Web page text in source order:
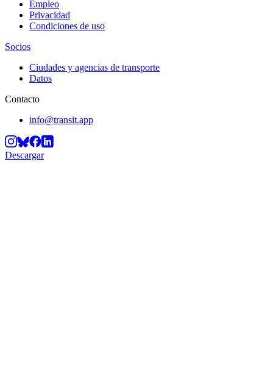
Empleo
Privacidad
Condiciones de uso
Socios
Ciudades y agencias de transporte
Datos
Contacto
info@transit.app
Descargar